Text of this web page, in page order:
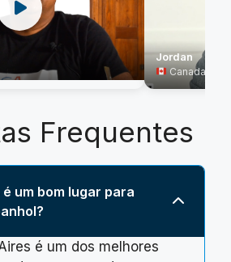
Jordan
Canada
Frequentes
um bom lugar para
é um dos melhores